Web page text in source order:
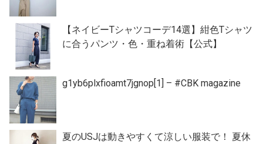
【ネイビーTシャツコーデ14選】紺色Tシャツ
に合うパンツ・色・重ね着術【公式】
g1yb6plxfioamt7jgnop[1] – #CBK magazine
夏のUSJは動きやすくて涼しい服装で！ 夏休